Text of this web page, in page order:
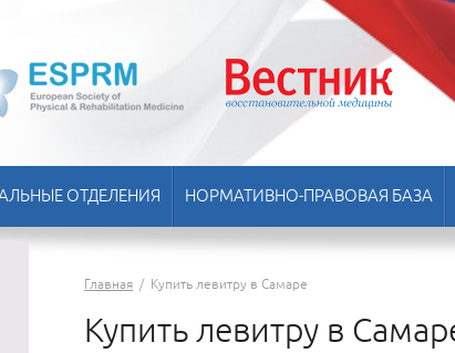
ОТДЕЛЕНИЯ НОРМАТИВНО-ПРАВОВАЯ БАЗА
Главная / Купить левитру в Самаре
Купить левитру в